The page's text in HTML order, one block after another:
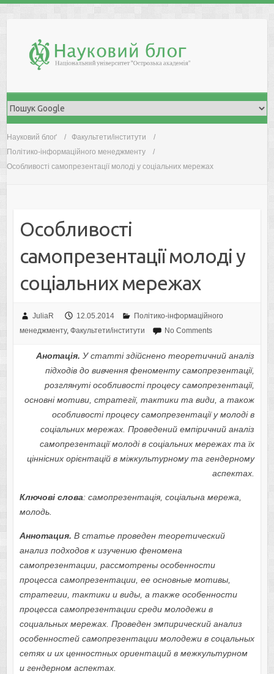
Науковий блоґ
Факультети/інститути
Політико-інформаційного менеджменту
Особливості самопрезентації молоді у соціальних мережах
Особливості
самопрезентації молоді у
соціальних мережах
JuliaR 12.05.2014
Політико-інформаційного
менеджменту, Факультети/інститути No Comments
Анотація. У статті здійснено теоретичний аналіз
підходів до вивчення феноменту самопрезентації,
розглянуті особливості процесу самопрезентації,
основні мотиви, стратегії, тактики та види, а також
особливості процесу самопрезентації у молоді в
соціальних мережах. Проведений емпіричний аналіз
самопрезентації молоді в соціальних мережах та їх
ціннісних орієнтацій в міжкультурному та гендерному
аспектах.
Ключові слова: самопрезентація, соціальна мережа,
молодь.
Аннотация. В статье проведен теоретический
анализ подходов к изучению феномена
самопрезентации, рассмотрены особенности
процесса самопрезентации, ее основные мотивы,
стратегии, тактики и виды, а также особенности
процесса самопрезентации среди молодежи в
социальных мережах. Проведен эмпирический анализ
особенностей самопрезентации молодежи в соцальных
сетях и их ценностных ориентаций в межкультурном
и гендерном аспектах.